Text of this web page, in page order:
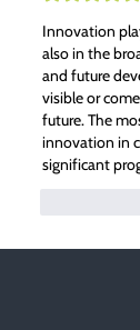
5
uit
5
sterren.
Innovation
also in the
and future
visible or
future. The
innovation in
significant